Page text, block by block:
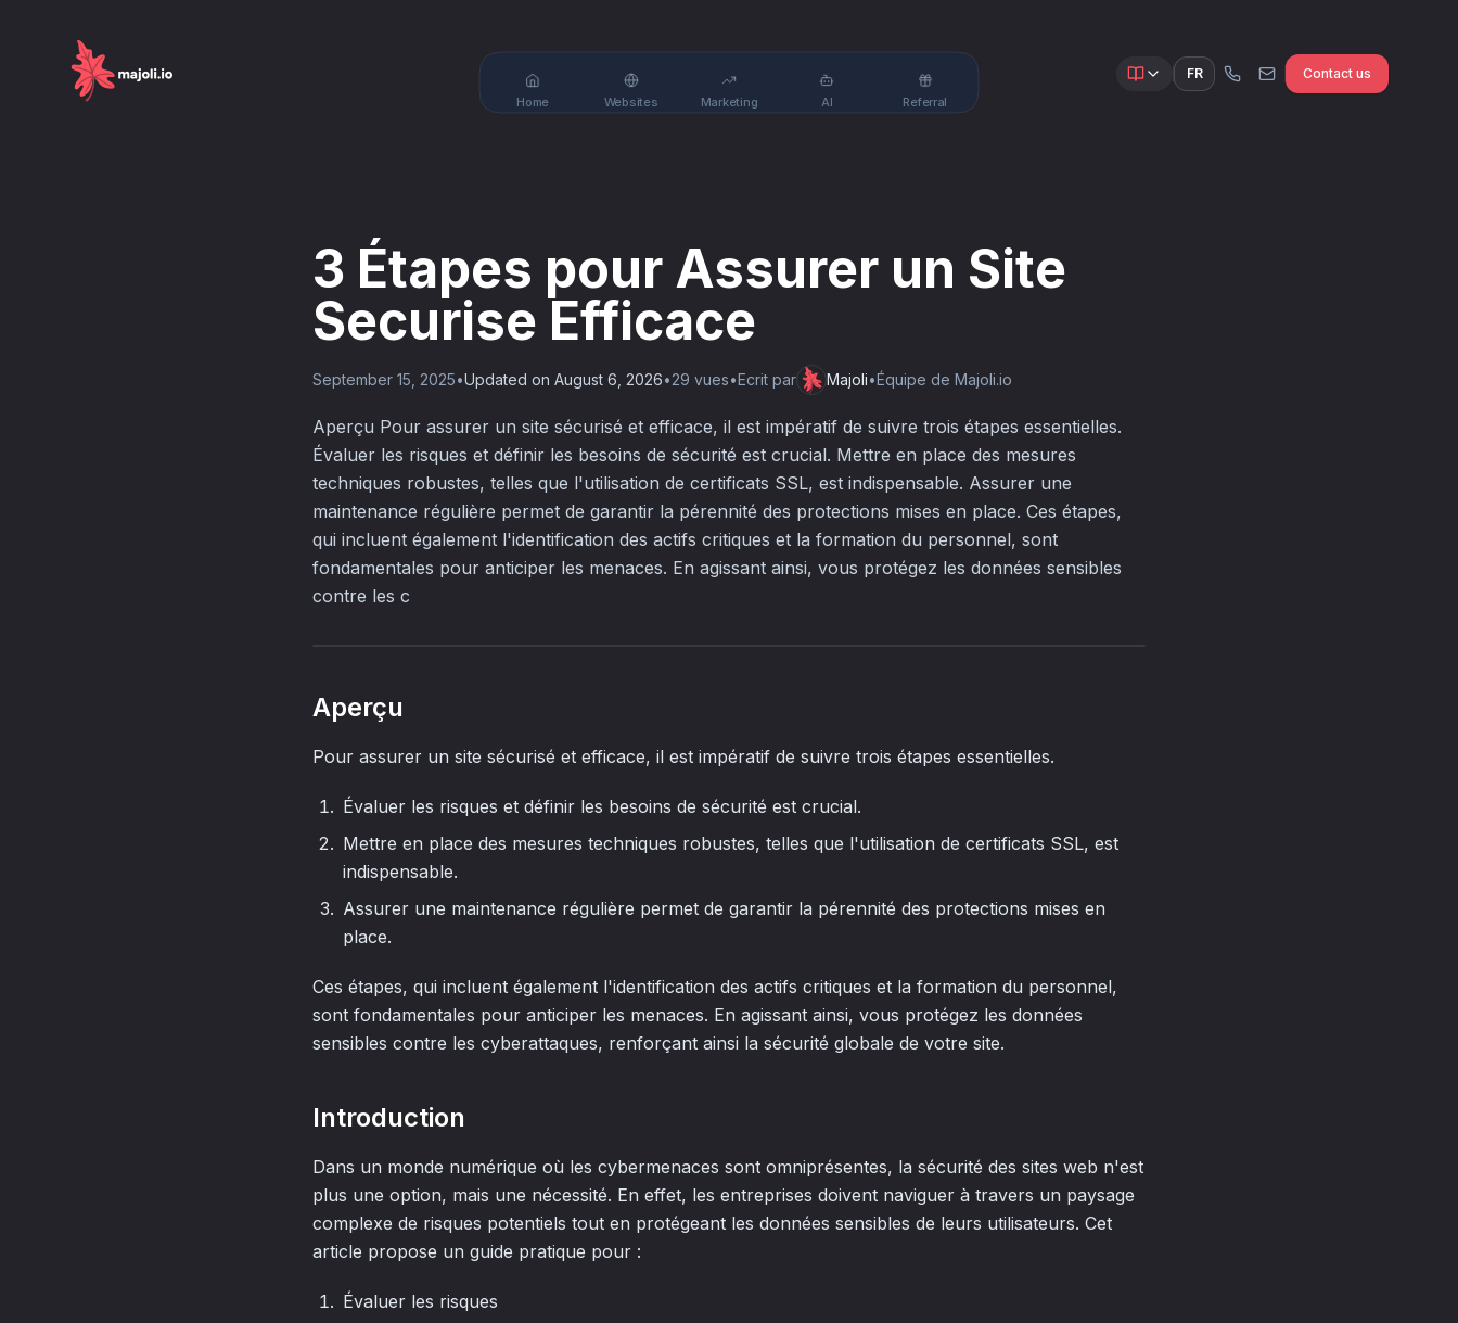
Home Websites Marketing AI Referral
FR Contact us
3 Étapes pour Assurer un Site
Securise Efficace
September 15, 2025•Updated on August 6, 2026•29 vues•Ecrit par Majoli•Équipe de Majoli.io
Aperçu Pour assurer un site sécurisé et efficace, il est impératif de suivre trois étapes essentielles.
Évaluer les risques et définir les besoins de sécurité est crucial. Mettre en place des mesures
techniques robustes, telles que l'utilisation de certificats SSL, est indispensable. Assurer une
maintenance régulière permet de garantir la pérennité des protections mises en place. Ces étapes,
qui incluent également l'identification des actifs critiques et la formation du personnel, sont
fondamentales pour anticiper les menaces. En agissant ainsi, vous protégez les données sensibles
contre les c
Aperçu
Pour assurer un site sécurisé et efficace, il est impératif de suivre trois étapes essentielles.
Évaluer les risques et définir les besoins de sécurité est crucial.
Mettre en place des mesures techniques robustes, telles que l'utilisation de certificats SSL, est
indispensable.
Assurer une maintenance régulière permet de garantir la pérennité des protections mises en
place.
Ces étapes, qui incluent également l'identification des actifs critiques et la formation du personnel,
sont fondamentales pour anticiper les menaces. En agissant ainsi, vous protégez les données
sensibles contre les cyberattaques, renforçant ainsi la sécurité globale de votre site.
Introduction
Dans un monde numérique où les cybermenaces sont omniprésentes, la sécurité des sites web n'est
plus une option, mais une nécessité. En effet, les entreprises doivent naviguer à travers un paysage
complexe de risques potentiels tout en protégeant les données sensibles de leurs utilisateurs. Cet
article propose un guide pratique pour :
Évaluer les risques